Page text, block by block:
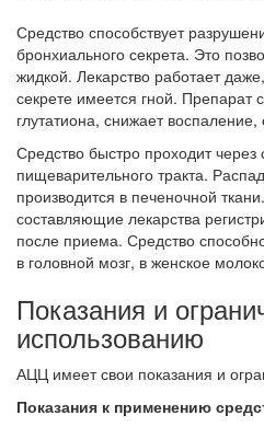
Средство способствует
бронхиального секрета. Это
жидкой. Лекарство работает
секрете имеется гной. Препарат
глутатиона, снижает воспаление,
Средство быстро проходит через
пищеварительного тракта.
производится в печеночной
составляющие лекарства
после приема. Средство
в головной мозг, в женское
Показания и
использованию
АЦЦ имеет свои показания и
Показания к применению